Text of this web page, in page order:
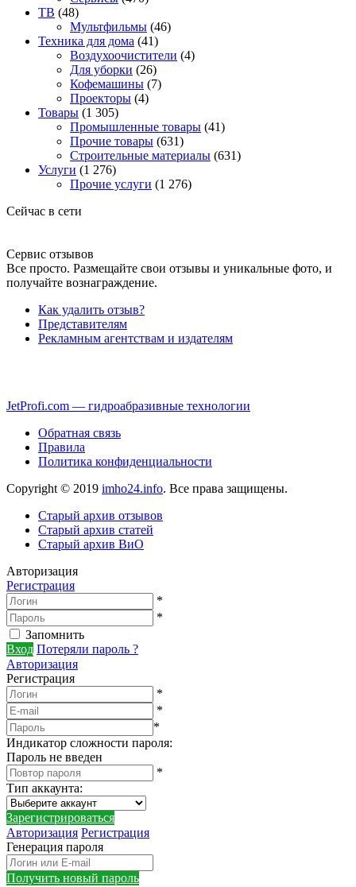
ТВ (48)
Мультфильмы (46)
Техника для дома (41)
Воздухоочистители (4)
Для уборки (26)
Кофемашины (7)
Проекторы (4)
Товары (1 305)
Промышленные товары (41)
Прочие товары (631)
Строительные материалы (631)
Услуги (1 276)
Прочие услуги (1 276)
Сейчас в сети
Сервис отзывов
Все просто. Размещайте свои отзывы и уникальные фото, и
получайте вознаграждение.
Как удалить отзыв?
Представителям
Рекламным агентствам и издателям
JetProfi.com — гидроабразивные технологии
Обратная связь
Правила
Политика конфиденциальности
Copyright © 2019 imho24.info. Все права защищены.
Старый архив отзывов
Старый архив статей
Старый архив ВиО
Авторизация
Регистрация
*
*
Запомнить
Вход Потеряли пароль ?
Авторизация
Регистрация
*
*
*
Индикатор сложности пароля:
Пароль не введен
*
Тип аккаунта:
Зарегистрироваться
Авторизация Регистрация
Генерация пароля
Получить новый пароль